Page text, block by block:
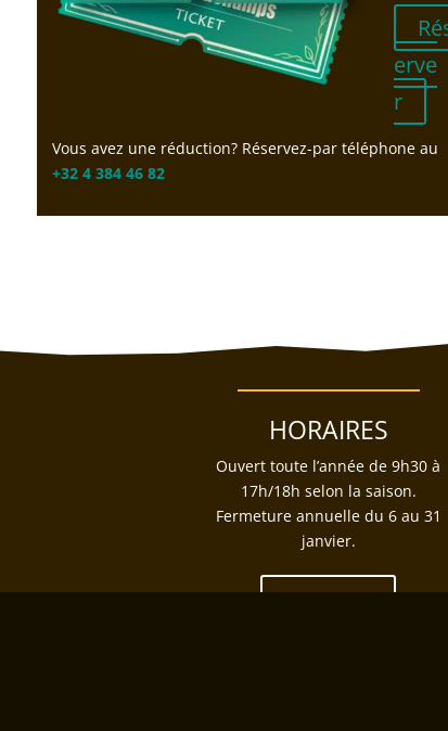
erve
r
Vous avez une réduction? Réservez-par téléphone au
+32 4 384 46 82
HORAIRES
Ouvert toute l’année de 9h30 à
17h/18h selon la saison.
Fermeture annuelle du 6 au 31
janvier.
Réserver